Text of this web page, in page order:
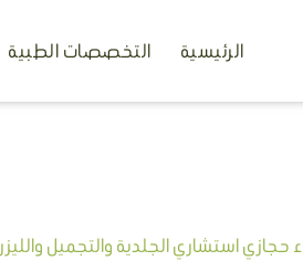
الرئيسية التخصصات الطبية
حجازي استشاري الجلدية والتجميل والليزر